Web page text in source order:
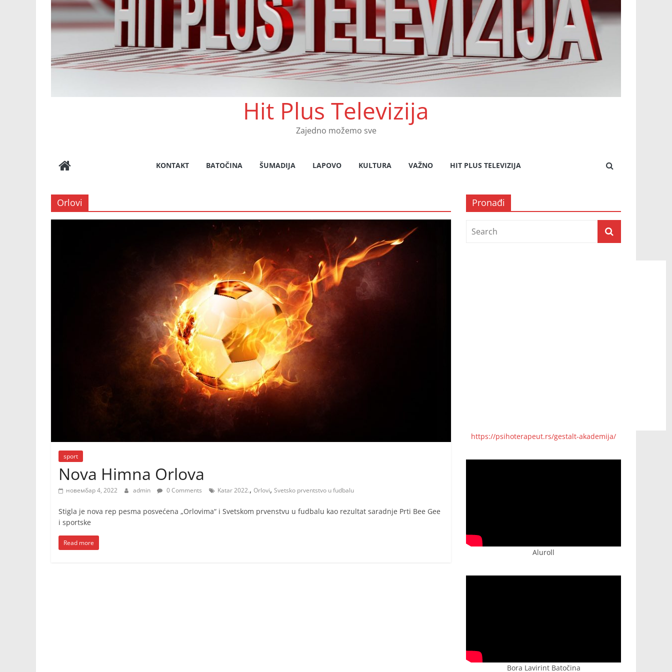
Hit Plus Televizija
Zajedno možemo sve
KONTAKT BATOČINA ŠUMADIJA LAPOVO KULTURA VAŽNO HIT PLUS TELEVIZIJA
Orlovi
sport
Nova Himna Orlova
новембар 4, 2022 admin 0 Comments Katar 2022., Orlovi, Svetsko prventstvo u fudbalu
Stigla je nova rep pesma posvećena „Orlovima“ i Svetskom prvenstvu u fudbalu kao rezultat saradnje Prti Bee Gee
i sportske
Read more
Pronađi
https://psihoterapeut.rs/gestalt-akademija/
Aluroll
Bora Lavirint Batočina